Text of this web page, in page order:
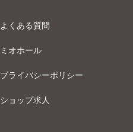
よくある質問
ミオホール
プライバシーポリシー
ショップ求人